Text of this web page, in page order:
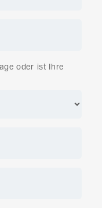
oder ist Ihre